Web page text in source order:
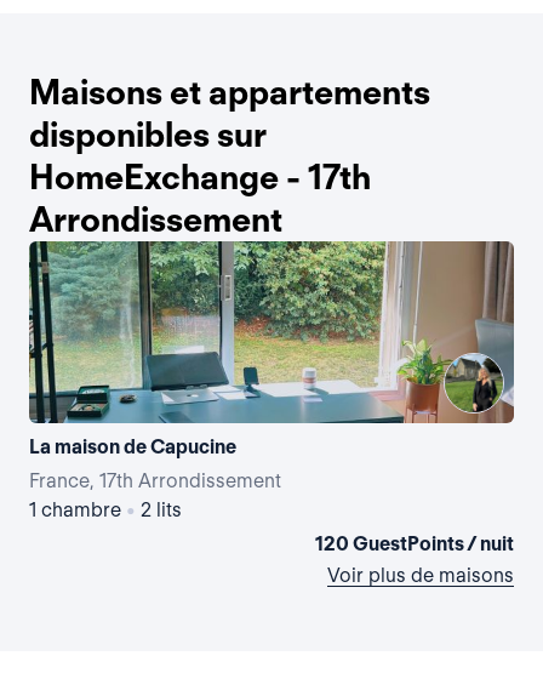
Maisons et appartements
disponibles sur
HomeExchange - 17th
Arrondissement
La maison de Capucine
France, 17th Arrondissement
1 chambre • 2 lits
120 GuestPoints / nuit
Voir plus de maisons